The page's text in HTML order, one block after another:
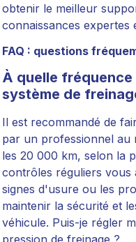
obtenir le meilleur
connaissances expertes
FAQ : questions
À quelle
système de
Il est recommandé de
par un professionnel au
les 20 000 km, selon la
contrôles réguliers vous
signes d'usure ou les
maintenir la sécurité et
véhicule. Puis-je régler